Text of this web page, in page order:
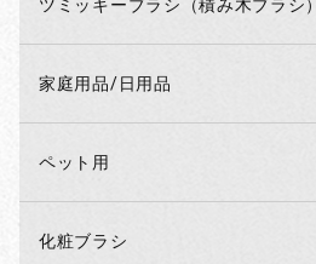
ツミッキーブラシ（積み木ブラシ）
家庭用品/日用品
ペット用
化粧ブラシ